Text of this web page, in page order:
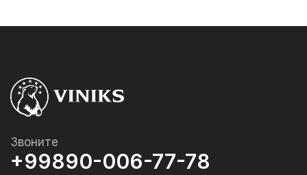
Звоните
+99890-006-77-78